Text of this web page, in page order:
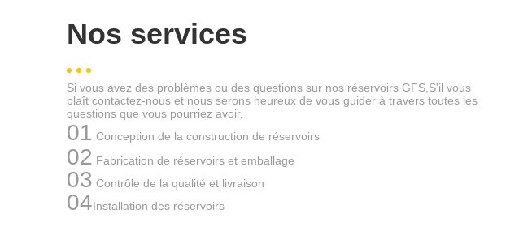
Nos services
Si vous avez des problèmes ou des questions sur nos réservoirs GFS,S'il vous
plaît contactez-nous et nous serons heureux de vous guider à travers toutes les
questions que vous pourriez avoir.
01 Conception de la construction de réservoirs
02 Fabrication de réservoirs et emballage
03 Contrôle de la qualité et livraison
04Installation des réservoirs